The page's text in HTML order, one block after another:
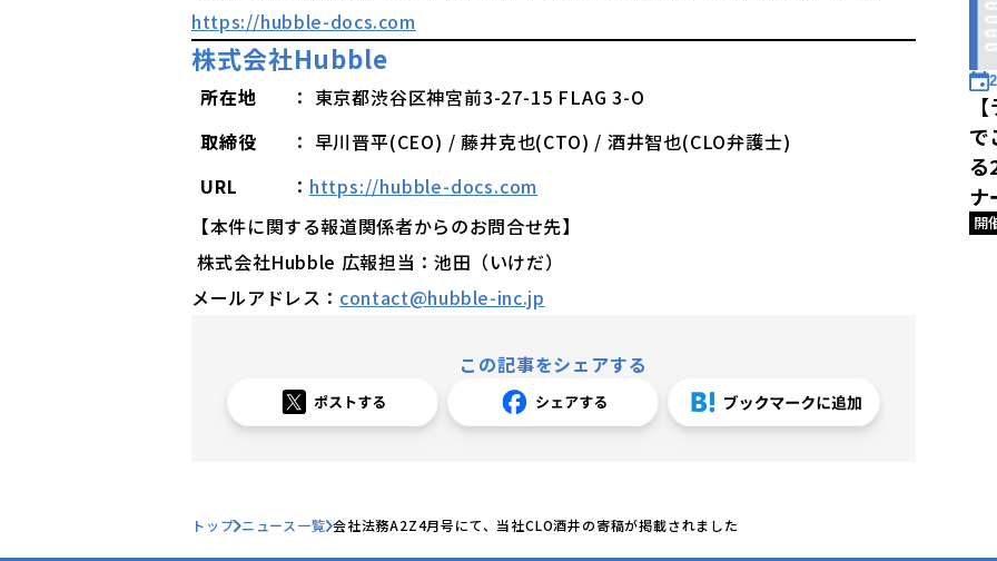
https://hubble-docs.com
株式会社Hubble
所在地
： 東京都渋谷区神宮前3-27-15 FLAG 3-O
取締役
： 早川晋平(CEO) / 藤井克也(CTO) / 酒井智也(CLO弁護士)
URL
： https://hubble-docs.com
【本件に関する報道関係者からのお問合せ先】
株式会社Hubble 広報担当：池田（いけだ）
メールアドレス： contact@hubble-inc.jp
この記事をシェアする
で
る
ナ
開
トップ ニュース一覧 会社法務A2Z4月号にて、当社CLO酒井の寄稿が掲載されました